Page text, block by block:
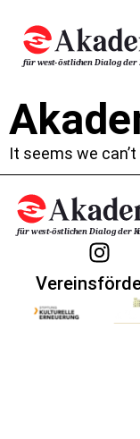
It seems we